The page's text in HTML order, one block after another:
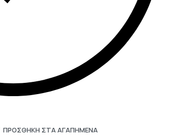
ΠΡΟΣΘΗΚΗ ΣΤΑ ΑΓΑΠΗΜΕΝΑ